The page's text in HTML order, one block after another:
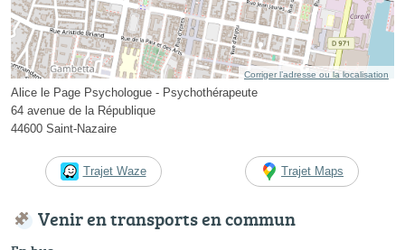
Corriger l’adresse ou la localisation
Alice le Page Psychologue - Psychothérapeute
64 avenue de la République
44600 Saint-Nazaire
Trajet Waze Trajet Maps
Venir en transports en commun